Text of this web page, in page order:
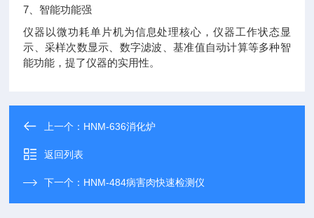
7、智能功能强
仪器以微功耗单片机为信息处理核心，仪器工作状态显
示、采样次数显示、数字滤波、基准值自动计算等多种智
能功能，提了仪器的实用性。
上一个： HNM-636消化炉
返回列表
下一个： HNM-484病害肉快速检测仪